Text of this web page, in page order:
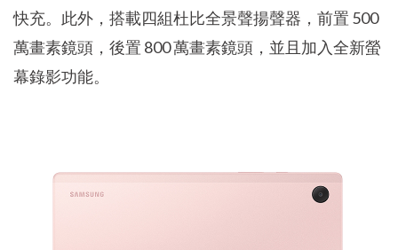
快充。此外，搭載四組杜比全景聲揚聲器，前置 500
萬畫素鏡頭，後置 800 萬畫素鏡頭，並且加入全新螢
幕錄影功能。